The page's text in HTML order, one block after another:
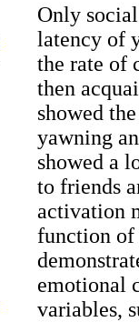
Only
latency of
the rate of
then
showed
yawning
showed a
to friends
activation
function of
emotional
variables,